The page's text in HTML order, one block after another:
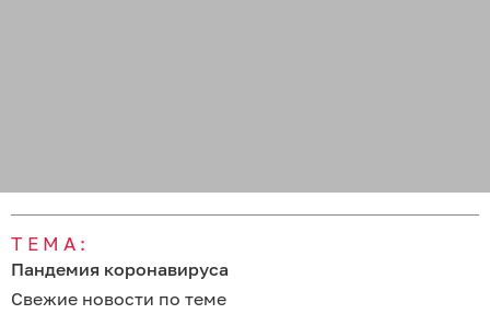
ТЕМА:
Пандемия коронавируса
Свежие новости по теме